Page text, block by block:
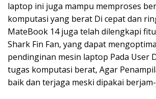
laptop ini juga mampu memproses
komputasi yang berat Di cepat dan
MateBook 14 juga telah dilengkapi
Shark Fin Fan, yang dapat
pendinginan mesin laptop Pada User
tugas komputasi berat, Agar
baik dan terjaga meski dipakai